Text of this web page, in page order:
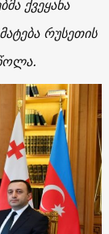
რუსეთის